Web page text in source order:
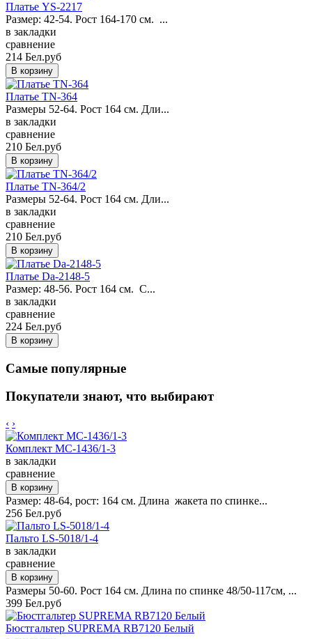
Платье YS-2217
Размер: 42-54. Рост 164-170 см. ...
в закладки
сравнение
214 Бел.руб
Платье TN-364
Размеры 52-64. Рост 164 см. Дли...
в закладки
сравнение
210 Бел.руб
Платье TN-364/2
Размеры 52-64. Рост 164 см. Дли...
в закладки
сравнение
210 Бел.руб
Платье Da-2148-5
Размер: 48-56. Рост 164 см. С...
в закладки
сравнение
224 Бел.руб
Самые популярные
Покупатели знают, что выбирают
‹ ›
Комплект MC-1436/1-3
в закладки
сравнение
Размер: 48-64, рост: 164 см. Длина жакета по спинке...
256 Бел.руб
Пальто LS-5018/1-4
в закладки
сравнение
Размеры 50-60. Рост 164 см. Длина по спинке 48/50-117см, ...
399 Бел.руб
Бюстгальтер SUPREMA RB7120 Белый